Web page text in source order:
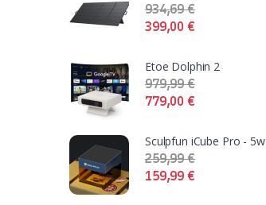
399,00€
934,69€
Etoe Dolphin 2
779,00€
979,99€
Sculpfun iCube Pro - 5w
159,99€
259,99€